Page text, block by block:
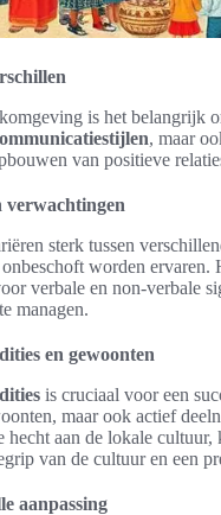
is het belangrijk
, maar
van positieve
verwachtingen
sterk tussen
worden
verbale en non-verbale
managen.
en gewoonten
is cruciaal voor een
maar ook actief
hecht aan de lokale
van de cultuur en een
aanpassing